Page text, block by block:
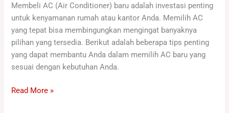
Membeli AC (Air Conditioner) baru adalah investasi penting
untuk kenyamanan rumah atau kantor Anda. Memilih AC
yang tepat bisa membingungkan mengingat banyaknya
pilihan yang tersedia. Berikut adalah beberapa tips penting
yang dapat membantu Anda dalam memilih AC baru yang
sesuai dengan kebutuhan Anda.
Read More »